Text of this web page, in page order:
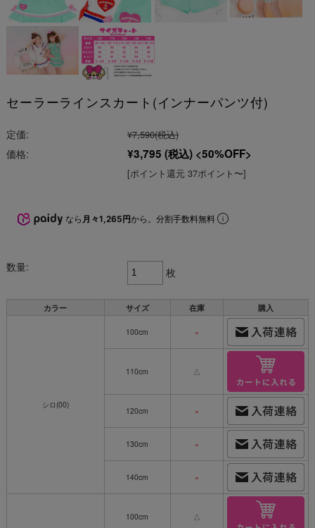
セーラーラインスカート(インナーパンツ付)
定価: ¥7,590(税込)
価格: ¥3,795 (税込) 50%OFF
[ポイント還元 37ポイント〜]
なら 月々1,265円から。分割手数料無料
数量: 枚
カラー サイズ 在庫 購入
シロ(00)
100cm ×
110cm △
120cm ×
130cm ×
140cm ×
100cm △